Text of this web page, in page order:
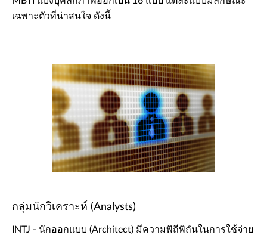
เฉพาะตัวที่น่าสนใจ ดังนี้
กลุ่มนักวิเคราะห์ (Analysts)
INTJ - นักออกแบบ (Architect) มีความพิถีพิถันในการใช้จ่าย